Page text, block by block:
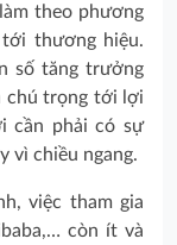
theo phương
thương hiệu.
số tăng trưởng
chú trọng tới lợi
cần phải có sự
vì chiều ngang.
việc tham gia
còn ít và